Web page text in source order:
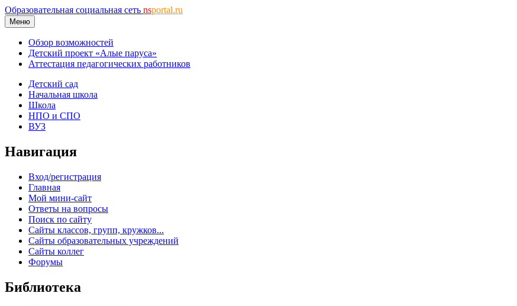
Образовательная социальная сеть nsportal.ru
Меню
Обзор возможностей
Детский проект «Алые паруса»
Аттестация педагогических работников
Детский сад
Начальная школа
Школа
НПО и СПО
ВУЗ
Навигация
Вход/регистрация
Главная
Мой мини-сайт
Ответы на вопросы
Поиск по сайту
Сайты классов, групп, кружков...
Сайты образовательных учреждений
Сайты коллег
Форумы
Библиотека